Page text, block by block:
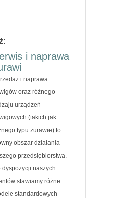
i naprawa
i naprawa
oraz różnego
urządzeń
(takich jak
typu żurawie) to
obszar działania
przedsiębiorstwa.
dyspozycji naszych
stawiamy różne
standardowych